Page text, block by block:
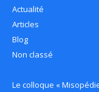
Actualité
Articles
Blog
Non classé
Le colloque «